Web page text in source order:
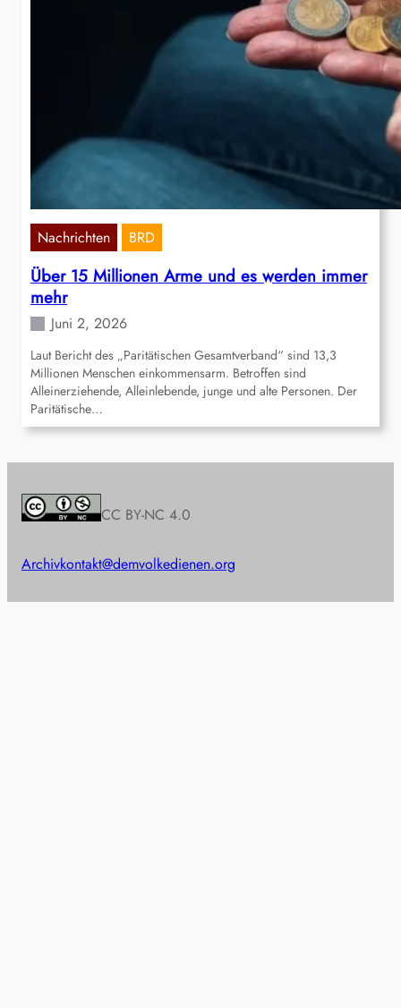
Nachrichten BRD
Über 15 Millionen Arme und es werden immer
mehr
Juni 2, 2026
Laut Bericht des „Paritätischen Gesamtverband“ sind 13,3
Millionen Menschen einkommensarm. Betroffen sind
Alleinerziehende, Alleinlebende, junge und alte Personen. Der
Paritätische…
CC BY-NC 4.0
Archivkontakt@demvolkedienen.org